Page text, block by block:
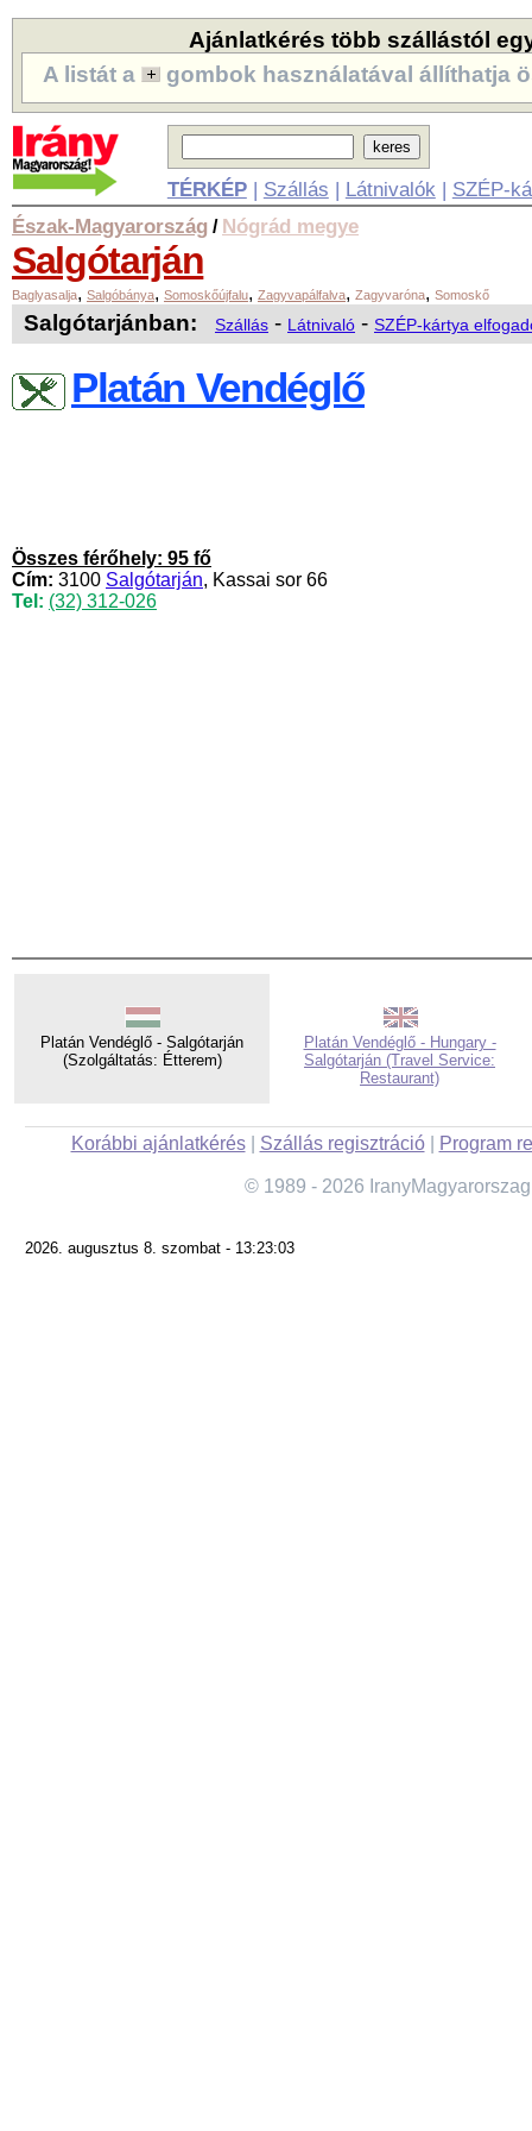
Ajánlatkérés több szállástól
A listát a
gombok használatával állíthatja
TÉRKÉP| Szállás | Látnivalók | SZÉP-
Észak-Magyarország / Nógrád megye
Salgótarján
Baglyasalja, Salgóbánya, Somoskőújfalu, Zagyvapálfalva, Zagyvaróna, Somoskő
Salgótarjánban: Szállás - Látnivaló - SZÉP-kártya
Platán Vendéglő
Összes férőhely: 95 fő
Cím: 3100 Salgótarján, Kassai sor 66
Tel: (32) 312-026
Platán Vendéglő - Salgótarján
(Szolgáltatás: Étterem)
Platán Vendéglő - Hungary -
Salgótarján (Travel Service:
Restaurant)
Korábbi ajánlatkérés| Szállás regisztráció| Program
© 1989 - 2026
2026. augusztus 8. szombat - 13:23:03